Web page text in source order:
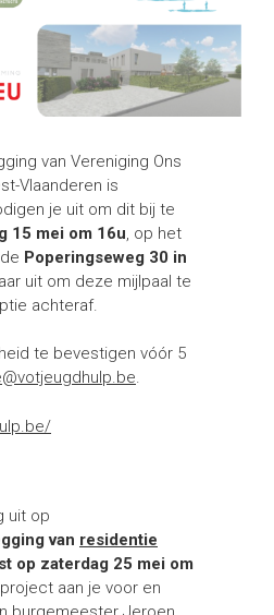
van Vereniging Ons
Vlaanderen is
je uit om dit bij te
15 mei om 16u, op het
Poperingseweg 30 in
uit om deze mijlpaal te
achteraf.
te bevestigen vóór 5
.
uit op
van residentie
op zaterdag 25 mei om
aan je voor en